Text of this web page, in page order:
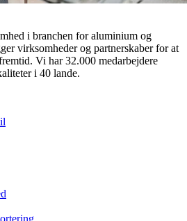
i branchen for aluminium og
virksomheder og partnerskaber for at
Vi har 32.000 medarbejdere
i 40 lande.